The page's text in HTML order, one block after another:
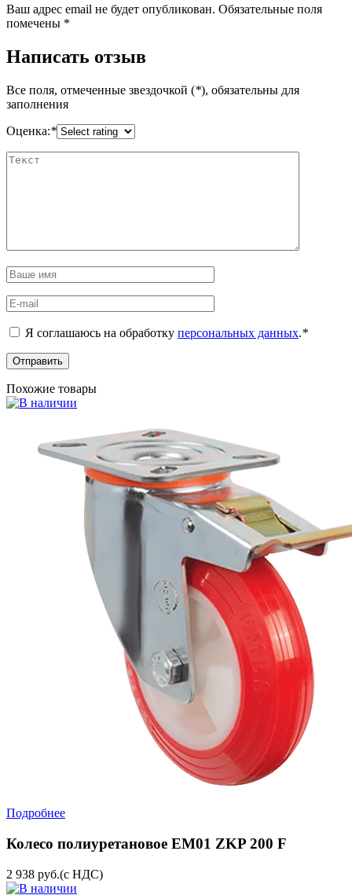
Ваш адрес email не будет опубликован. Обязательные поля
помечены *
Написать отзыв
Все поля, отмеченные звездочкой (*), обязательны для
заполнения
Оценка:*
Я соглашаюсь на обработку персональных данных.*
Похожие товары
Подробнее
Колесо полиуретановое EM01 ZKP 200 F
2 938 руб.(с НДС)